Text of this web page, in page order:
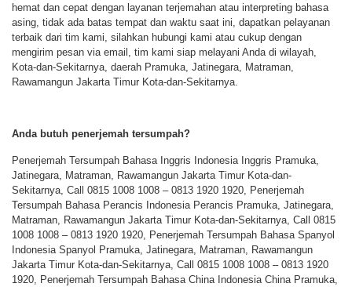
hemat dan cepat dengan layanan terjemahan atau interpreting bahasa
asing, tidak ada batas tempat dan waktu saat ini, dapatkan pelayanan
terbaik dari tim kami, silahkan hubungi kami atau cukup dengan
mengirim pesan via email, tim kami siap melayani Anda di wilayah,
Kota-dan-Sekitarnya, daerah Pramuka, Jatinegara, Matraman,
Rawamangun Jakarta Timur Kota-dan-Sekitarnya.
Anda butuh penerjemah tersumpah?
Penerjemah Tersumpah Bahasa Inggris Indonesia Inggris Pramuka,
Jatinegara, Matraman, Rawamangun Jakarta Timur Kota-dan-
Sekitarnya, Call 0815 1008 1008 – 0813 1920 1920, Penerjemah
Tersumpah Bahasa Perancis Indonesia Perancis Pramuka, Jatinegara,
Matraman, Rawamangun Jakarta Timur Kota-dan-Sekitarnya, Call 0815
1008 1008 – 0813 1920 1920, Penerjemah Tersumpah Bahasa Spanyol
Indonesia Spanyol Pramuka, Jatinegara, Matraman, Rawamangun
Jakarta Timur Kota-dan-Sekitarnya, Call 0815 1008 1008 – 0813 1920
1920, Penerjemah Tersumpah Bahasa China Indonesia China Pramuka,